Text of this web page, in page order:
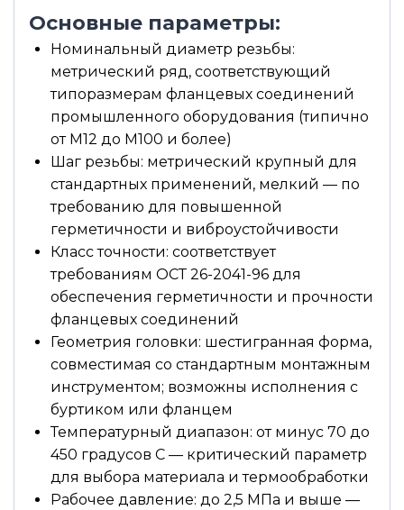
Основные параметры:
Номинальный диаметр резьбы:
метрический ряд, соответствующий
типоразмерам фланцевых соединений
промышленного оборудования (типично
от М12 до М100 и более)
Шаг резьбы: метрический крупный для
стандартных применений, мелкий — по
требованию для повышенной
герметичности и виброустойчивости
Класс точности: соответствует
требованиям ОСТ 26-2041-96 для
обеспечения герметичности и прочности
фланцевых соединений
Геометрия головки: шестигранная форма,
совместимая со стандартным монтажным
инструментом; возможны исполнения с
буртиком или фланцем
Температурный диапазон: от минус 70 до
450 градусов С — критический параметр
для выбора материала и термообработки
Рабочее давление: до 2,5 МПа и выше —